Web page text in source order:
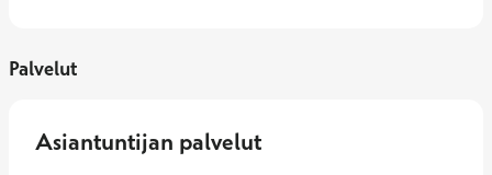
Palvelut
Asiantuntijan palvelut